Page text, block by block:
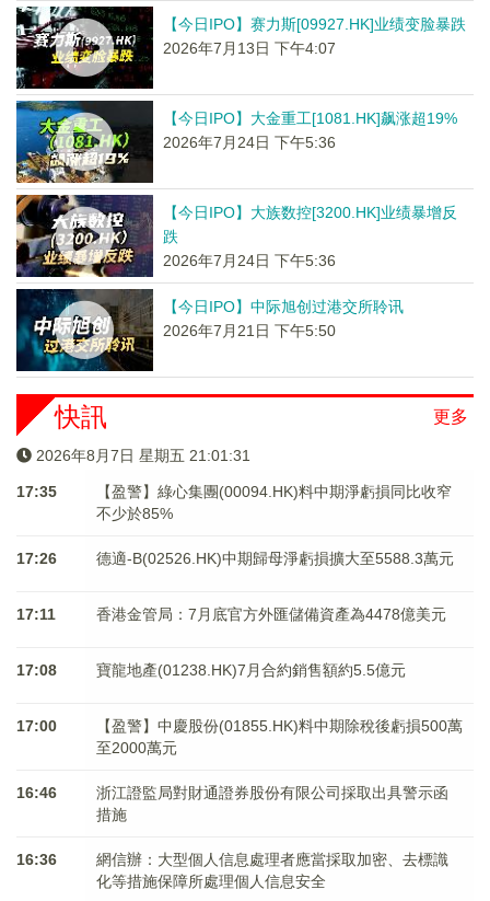
【今日IPO】赛力斯[09927.HK]业绩变脸暴跌
2026年7月13日 下午4:07
【今日IPO】大金重工[1081.HK]飙涨超19%
2026年7月24日 下午5:36
【今日IPO】大族数控[3200.HK]业绩暴增反
跌
2026年7月24日 下午5:36
【今日IPO】中际旭创过港交所聆讯
2026年7月21日 下午5:50
更多
快訊
2026年8月7日 星期五 21:01:31
17:35
【盈警】綠心集團(00094.HK)料中期淨虧損同比收窄
不少於85%
17:26 德適-B(02526.HK)中期歸母淨虧損擴大至5588.3萬元
17:11 香港金管局：7月底官方外匯儲備資產為4478億美元
17:08 寶龍地產(01238.HK)7月合約銷售額約5.5億元
17:00
【盈警】中慶股份(01855.HK)料中期除稅後虧損500萬
至2000萬元
16:46
浙江證監局對財通證券股份有限公司採取出具警示函
措施
16:36
網信辦：大型個人信息處理者應當採取加密、去標識
化等措施保障所處理個人信息安全